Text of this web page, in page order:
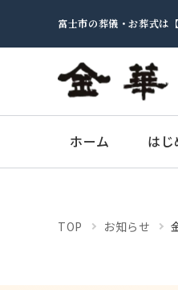
富士市の葬儀・お葬式は
ホーム は
TOP お知らせ